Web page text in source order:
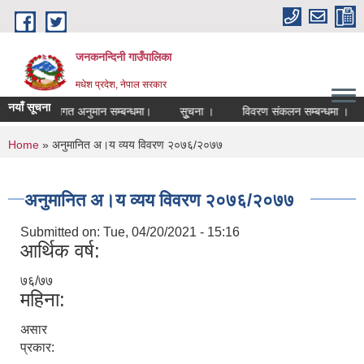
Skip to main content
जनकनन्दिनी गाउँपालिका
मधेश प्रदेश, नेपाल सरकार
नयाँ सूचनातथा लगत अनुमान सम्बन्धमा। सूुचना । विवरण संकलन सम्बन्धमा ।
You are here
Home » अनुमानित अ।य व्यय विवरण २०७६/२०७७
अनुमानित अ।य व्यय विवरण २०७६/२०७७
Submitted on: Tue, 04/20/2021 - 15:16
आर्थिक वर्ष:
७६/७७
महिना:
असार
प्रकार: